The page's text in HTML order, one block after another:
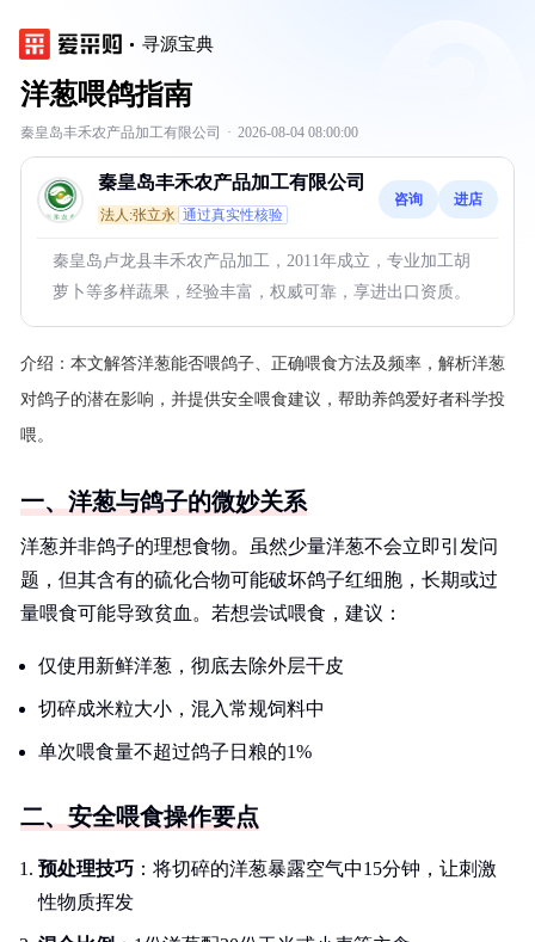
寻源宝典
洋葱喂鸽指南
秦皇岛丰禾农产品加工有限公司 · 2026-08-04 08:00:00
秦皇岛丰禾农产品加工有限公司
法人:张立永 通过真实性核验
咨询 进店
秦皇岛卢龙县丰禾农产品加工，2011年成立，专业加工胡
萝卜等多样蔬果，经验丰富，权威可靠，享进出口资质。
介绍： 本文解答洋葱能否喂鸽子、正确喂食方法及频率，解析洋葱
对鸽子的潜在影响，并提供安全喂食建议，帮助养鸽爱好者科学投
喂。
一、洋葱与鸽子的微妙关系
洋葱并非鸽子的理想食物。虽然少量洋葱不会立即引发问
题，但其含有的硫化合物可能破坏鸽子红细胞，长期或过
量喂食可能导致贫血。若想尝试喂食，建议：
仅使用新鲜洋葱，彻底去除外层干皮
切碎成米粒大小，混入常规饲料中
单次喂食量不超过鸽子日粮的1%
二、安全喂食操作要点
预处理技巧 ：将切碎的洋葱暴露空气中15分钟，让刺激
性物质挥发